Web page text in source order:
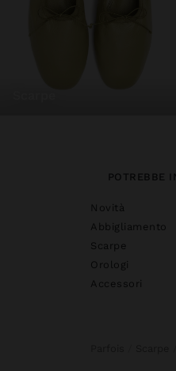
POTREBBE
Novità
Abbigliamento
Scarpe
Orologi
Accessori